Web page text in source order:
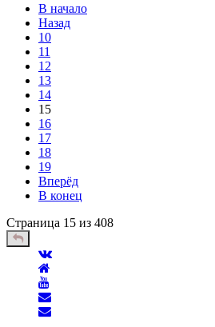
В начало
Назад
10
11
12
13
14
15
16
17
18
19
Вперёд
В конец
Страница 15 из 408